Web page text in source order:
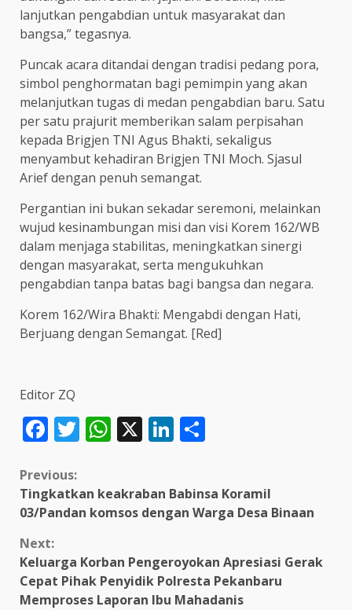
lanjutkan pengabdian untuk masyarakat dan
bangsa,” tegasnya.
Puncak acara ditandai dengan tradisi pedang pora,
simbol penghormatan bagi pemimpin yang akan
melanjutkan tugas di medan pengabdian baru. Satu
per satu prajurit memberikan salam perpisahan
kepada Brigjen TNI Agus Bhakti, sekaligus
menyambut kehadiran Brigjen TNI Moch. Sjasul
Arief dengan penuh semangat.
Pergantian ini bukan sekadar seremoni, melainkan
wujud kesinambungan misi dan visi Korem 162/WB
dalam menjaga stabilitas, meningkatkan sinergi
dengan masyarakat, serta mengukuhkan
pengabdian tanpa batas bagi bangsa dan negara.
Korem 162/Wira Bhakti: Mengabdi dengan Hati,
Berjuang dengan Semangat. [Red]
Editor ZQ
Facebook
Twitter
WhatsApp
X LinkedIn
Continue
Reading
Previous:
Tingkatkan keakraban Babinsa Koramil
03/Pandan komsos dengan Warga Desa Binaan
Next:
Keluarga Korban Pengeroyokan Apresiasi Gerak
Cepat Pihak Penyidik Polresta Pekanbaru
Memproses Laporan Ibu Mahadanis